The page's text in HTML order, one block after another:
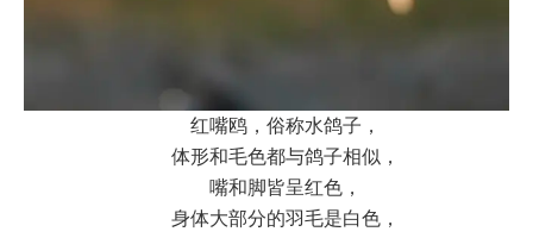
红嘴鸥，俗称水鸽子，
体形和毛色都与鸽子相似，
嘴和脚皆呈红色，
身体大部分的羽毛是白色，